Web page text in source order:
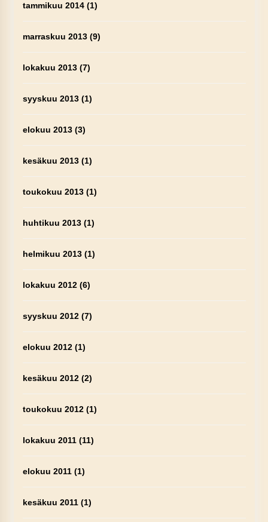
tammikuu 2014(1)
marraskuu 2013(9)
lokakuu 2013(7)
syyskuu 2013(1)
elokuu 2013(3)
kesäkuu 2013(1)
toukokuu 2013(1)
huhtikuu 2013(1)
helmikuu 2013(1)
lokakuu 2012(6)
syyskuu 2012(7)
elokuu 2012(1)
kesäkuu 2012(2)
toukokuu 2012(1)
lokakuu 2011(11)
elokuu 2011(1)
kesäkuu 2011(1)